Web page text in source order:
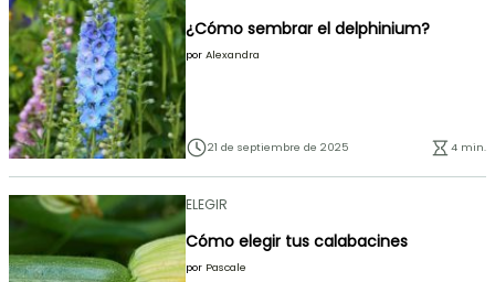
¿Cómo sembrar el delphinium?
por Alexandra
21 de septiembre de 2025 4 min.
ELEGIR
Cómo elegir tus calabacines
por Pascale